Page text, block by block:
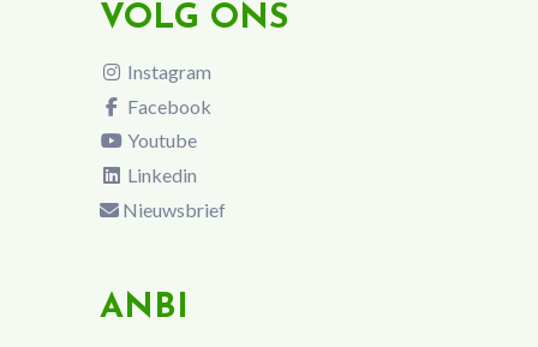
VOLG ONS
Instagram
Facebook
Youtube
Linkedin
Nieuwsbrief
ANBI